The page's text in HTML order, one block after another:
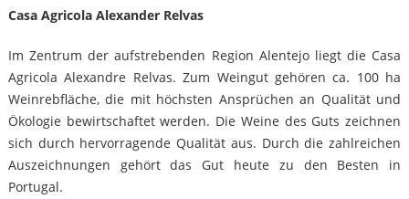
Casa Agricola Alexander Relvas
Im Zentrum der aufstrebenden Region Alentejo liegt die Casa
Agricola Alexandre Relvas. Zum Weingut gehören ca. 100 ha
Weinrebfläche, die mit höchsten Ansprüchen an Qualität und
Ökologie bewirtschaftet werden. Die Weine des Guts zeichnen
sich durch hervorragende Qualität aus. Durch die zahlreichen
Auszeichnungen gehört das Gut heute zu den Besten in
Portugal.